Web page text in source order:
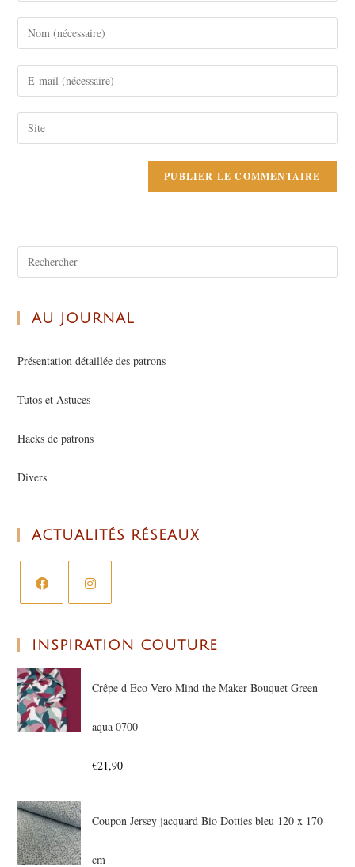
AU JOURNAL
Présentation détaillée des patrons
Tutos et Astuces
Hacks de patrons
Divers
ACTUALITÉS RÉSEAUX
INSPIRATION COUTURE
Crêpe d Eco Vero Mind the Maker Bouquet Green
aqua 0700
€21,90
Coupon Jersey jacquard Bio Dotties bleu 120 x 170
cm